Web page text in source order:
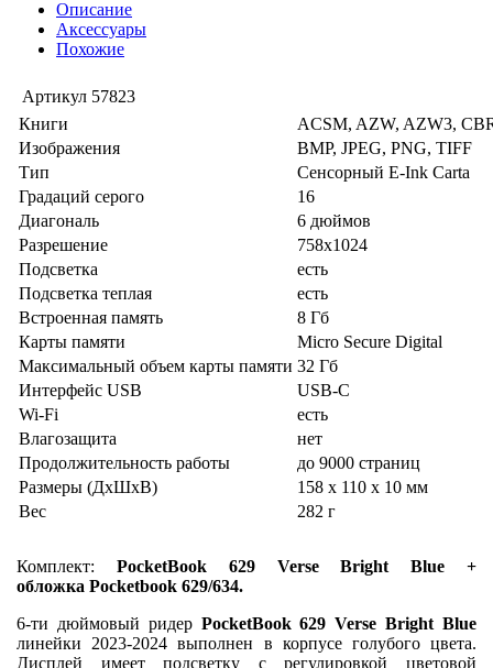
Описание
Аксессуары
Похожие
Артикул 57823
Книги
ACSM, AZW, AZW3,
Изображения
BMP, JPEG, PNG, TIFF
Тип
Сенсорный E-Ink Carta
Градаций серого
16
Диагональ
6 дюймов
Разрешение
758x1024
Подсветка
есть
Подсветка теплая
есть
Встроенная память
8 Гб
Карты памяти
Micro Secure Digital
Максимальный объем карты памяти 32 Гб
Интерфейс USB
USB-C
Wi-Fi
есть
Влагозащита
нет
Продолжительность работы
до 9000 страниц
Размеры (ДхШхВ)
158 x 110 x 10 мм
Вес
282 г
Комплект: PocketBook 629 Verse Bright Blue +
обложка Pocketbook 629/634.
6-ти дюймовый ридер PocketBook 629 Verse Bright Blue
линейки 2023-2024 выполнен в корпусе голубого цвета.
Дисплей имеет подсветку с регулировкой цветовой